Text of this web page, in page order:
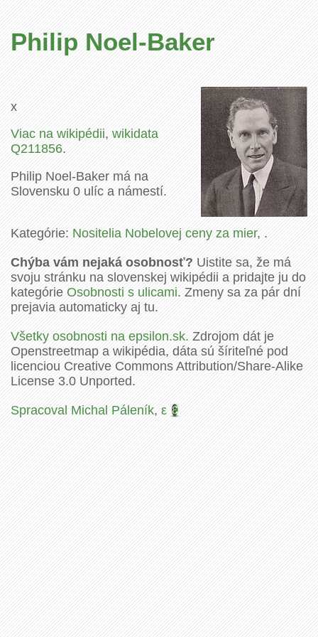
Philip Noel-Baker
x
Viac na wikipédii,wikidata
Q211856.
Philip Noel-Baker má na
Slovensku 0 ulíc a námestí.
Kategórie:Nositelia Nobelovej ceny za mier, .
Chýba vám nejaká osobnosť?Uistite sa, že má
svoju stránku na slovenskej wikipédii a pridajte ju do
kategórieOsobnosti s ulicami. Zmeny sa za pár dní
prejavia automaticky aj tu.
Všetky osobnosti na epsilon.sk.Zdrojom dát je
Openstreetmap a wikipédia, dáta sú šíriteľné pod
licenciou Creative Commons Attribution/Share-Alike
License 3.0 Unported.
Spracoval Michal Páleník,ε